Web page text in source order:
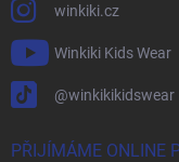
winkiki.cz
Winkiki Kids Wear
@winkikikidswear
PŘIJÍMÁME ONLINE